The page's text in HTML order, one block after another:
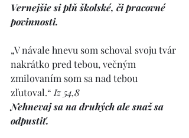
Vernejšie si plň školské, či pracovné
povinnosti.
„V návale hnevu som schoval svoju tvár
nakrátko pred tebou, večným
zmilovaním som sa nad tebou
zľutoval.“ Iz 54,8
Nehnevaj sa na druhých ale snaž sa
odpustiť.